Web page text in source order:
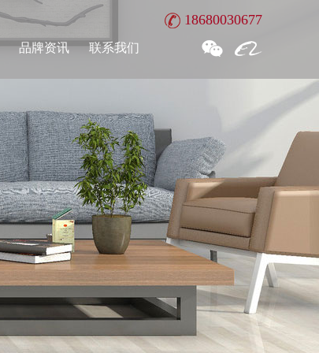
品牌资讯 联系我们
18680030677